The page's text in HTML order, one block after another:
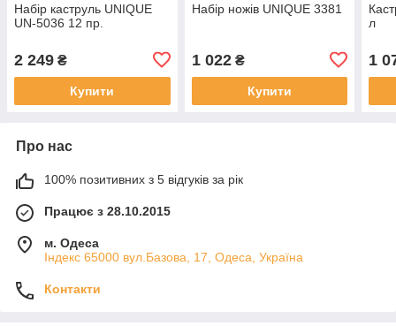
Набір каструль UNIQUE
UN-5036 12 пр.
2 249 ₴
Купити
Набір ножів UNIQUE 3381
1 022₴
Купити
л
1
Про нас
100% позитивних з 5 відгуків за рік
Працює з 28.10.2015
м. Одеса
Індекс 65000 вул.Базова, 17, Одеса, Україна
Контакти